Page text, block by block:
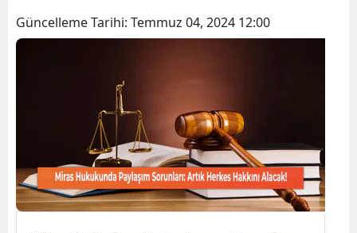
Bingöl
Burdur
Bursa
Çanakkale
Güncelleme Tarihi: Temmuz 04, 2024 12:00